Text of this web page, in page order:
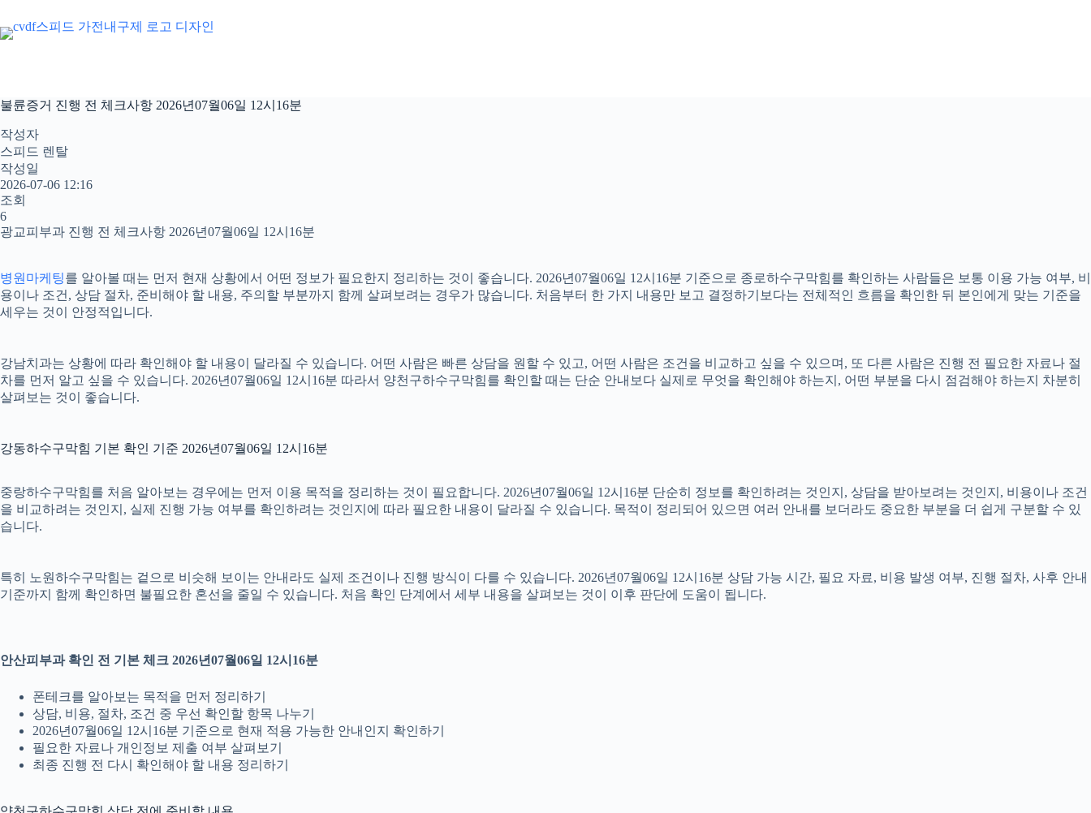
문
으
뛰
기
불륜증거 진행 전 체크사항 2026년07월06일 12시16분
작성자
스피드 렌탈
작성일
2026-07-06 12:16
조회
6
광교피부과 진행 전 체크사항 2026년07월06일 12시16분
병원마케팅를 알아볼 때는 먼저 현재 상황에서 어떤 정보가 필요한지 정리하는 것이 좋습니다. 2026년07월06일 12시16분 기준으로 종로하수구막힘를 확인하는 사람들은 보통 이용 가능 여부, 비
용이나 조건, 상담 절차, 준비해야 할 내용, 주의할 부분까지 함께 살펴보려는 경우가 많습니다. 처음부터 한 가지 내용만 보고 결정하기보다는 전체적인 흐름을 확인한 뒤 본인에게 맞는 기준을
세우는 것이 안정적입니다.
강남치과는 상황에 따라 확인해야 할 내용이 달라질 수 있습니다. 어떤 사람은 빠른 상담을 원할 수 있고, 어떤 사람은 조건을 비교하고 싶을 수 있으며, 또 다른 사람은 진행 전 필요한 자료나 절
차를 먼저 알고 싶을 수 있습니다. 2026년07월06일 12시16분 따라서 양천구하수구막힘를 확인할 때는 단순 안내보다 실제로 무엇을 확인해야 하는지, 어떤 부분을 다시 점검해야 하는지 차분히
살펴보는 것이 좋습니다.
강동하수구막힘 기본 확인 기준 2026년07월06일 12시16분
중랑하수구막힘를 처음 알아보는 경우에는 먼저 이용 목적을 정리하는 것이 필요합니다. 2026년07월06일 12시16분 단순히 정보를 확인하려는 것인지, 상담을 받아보려는 것인지, 비용이나 조건
을 비교하려는 것인지, 실제 진행 가능 여부를 확인하려는 것인지에 따라 필요한 내용이 달라질 수 있습니다. 목적이 정리되어 있으면 여러 안내를 보더라도 중요한 부분을 더 쉽게 구분할 수 있
습니다.
특히 노원하수구막힘는 겉으로 비슷해 보이는 안내라도 실제 조건이나 진행 방식이 다를 수 있습니다. 2026년07월06일 12시16분 상담 가능 시간, 필요 자료, 비용 발생 여부, 진행 절차, 사후 안내
기준까지 함께 확인하면 불필요한 혼선을 줄일 수 있습니다. 처음 확인 단계에서 세부 내용을 살펴보는 것이 이후 판단에 도움이 됩니다.
안산피부과 확인 전 기본 체크 2026년07월06일 12시16분
폰테크를 알아보는 목적을 먼저 정리하기
상담, 비용, 절차, 조건 중 우선 확인할 항목 나누기
2026년07월06일 12시16분 기준으로 현재 적용 가능한 안내인지 확인하기
필요한 자료나 개인정보 제출 여부 살펴보기
최종 진행 전 다시 확인해야 할 내용 정리하기